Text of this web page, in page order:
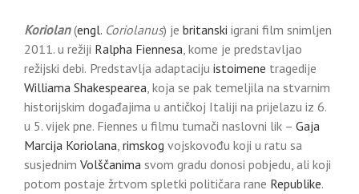
Koriolan(engl. Coriolanus) je britanski igrani film snimljen
2011. u režiji Ralpha Fiennesa, kome je predstavljao
režijski debi. Predstavlja adaptaciju istoimene tragedije
Williama Shakespearea, koja se pak temeljila na stvarnim
historijskim događajima u antičkoj Italiji na prijelazu iz 6.
u 5. vijek pne. Fiennes u filmu tumači naslovni lik – Gaja
Marcija Koriolana, rimskog vojskovođu koji u ratu sa
susjednim Volščanima svom gradu donosi pobjedu, ali koji
potom postaje žrtvom spletki političara rane Republike.